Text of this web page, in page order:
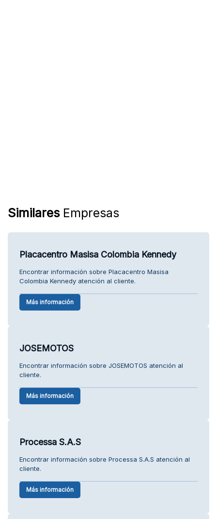
SimilaresEmpresas
Placacentro Masisa Colombia Kennedy
Encontrar información sobre Placacentro Masisa
Colombia Kennedy atención al cliente.
Más información
JOSEMOTOS
Encontrar información sobre JOSEMOTOS atención al
cliente.
Más información
Processa S.A.S
Encontrar información sobre Processa S.A.S atención al
cliente.
Más información